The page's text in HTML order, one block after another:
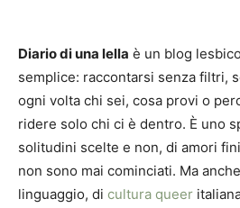
Diario di una lella è un blog
semplice: raccontarsi senza filtri,
ogni volta chi sei, cosa provi o
ridere solo chi ci è dentro. È uno
solitudini scelte e non, di amori
non sono mai cominciati. Ma
linguaggio, di cultura queer